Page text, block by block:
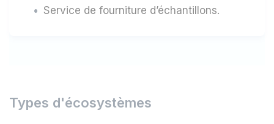
Service de fourniture d’échantillons.
Types d'écosystèmes